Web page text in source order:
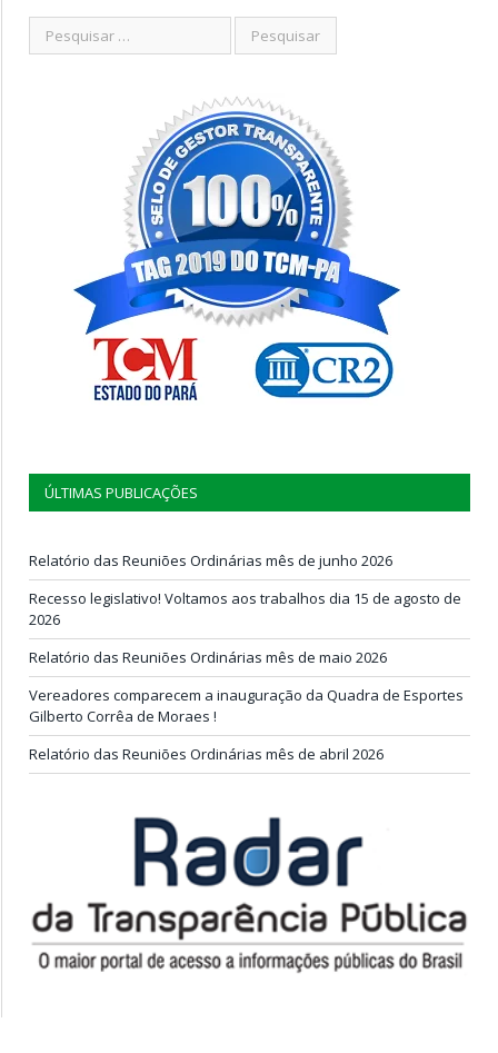
ÚLTIMAS PUBLICAÇÕES
Relatório das Reuniões Ordinárias mês de junho 2026
Recesso legislativo! Voltamos aos trabalhos dia 15 de agosto de
2026
Relatório das Reuniões Ordinárias mês de maio 2026
Vereadores comparecem a inauguração da Quadra de Esportes
Gilberto Corrêa de Moraes !
Relatório das Reuniões Ordinárias mês de abril 2026